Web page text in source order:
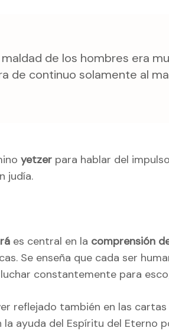
maldad de los hombres era
de continuo solamente al
yetzer para hablar del
judía.
es central en la comprensión
Se enseña que cada ser
constantemente para
reflejado también en las
la ayuda del Espíritu del Eterno